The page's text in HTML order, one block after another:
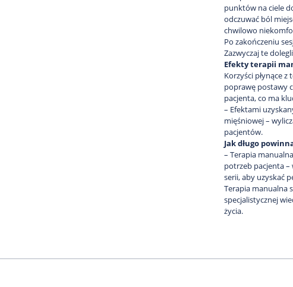
punktów na ciele
odczuwać ból
chwilowo
Po zakończeniu
Zazwyczaj te
Efekty terapii
Korzyści płynące
poprawę postawy
pacjenta, co ma
– Efektami
mięśniowej –
pacjentów.
Jak długo
– Terapia
potrzeb pacjenta –
serii, aby uzyskać
Terapia manualna
specjalistycznej
życia.